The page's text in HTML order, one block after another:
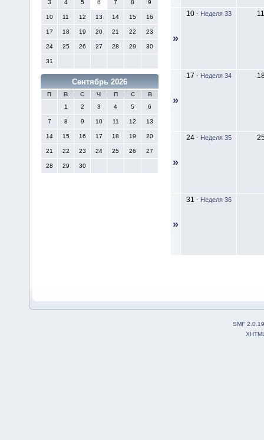
3 4 5 6 7 8 9
10 11 12 13 14 15 16
17 18 19 20 21 22 23
24 25 26 27 28 29 30
31
Сентябрь 2026
П В С Ч П С
В
1
2 3 4 5 6
7 8 9 10 11 12 13
14 15 16 17 18 19 20
21 22 23 24 25 26 27
28 29 30
»
10- Неделя 33 11
»
17 - Неделя 34
»
24- Неделя 35
»
31 - Неделя 36
SMF 2.0.19